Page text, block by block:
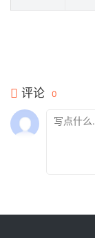
评论 0